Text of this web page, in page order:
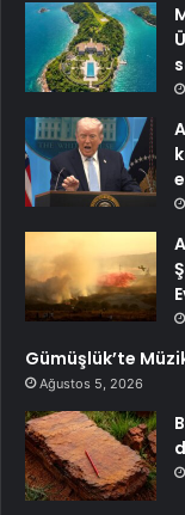
Gümüşlük’te
Ağustos 5, 2026